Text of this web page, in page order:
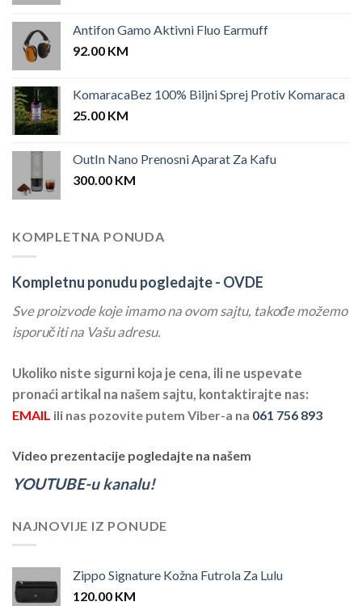
Antifon Gamo Aktivni Fluo Earmuff
92.00 KM
KomaracaBez 100% Biljni Sprej Protiv Komaraca
25.00 KM
OutIn Nano Prenosni Aparat Za Kafu
300.00 KM
KOMPLETNA PONUDA
Kompletnu ponudu pogledajte - OVDE
Sve proizvode koje imamo na ovom sajtu, takođe možemo
isporučiti na Vašu adresu.
Ukoliko niste sigurni koja je cena, ili ne uspevate
pronaći artikal na našem sajtu, kontaktirajte nas:
EMAIL ili nas pozovite putem Viber-a na 061 756 893
Video prezentacije pogledajte na našem
YOUTUBE-u kanalu!
NAJNOVIJE IZ PONUDE
Zippo Signature Kožna Futrola Za Lulu
120.00 KM